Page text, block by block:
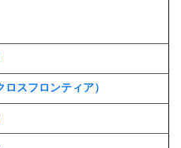
ロスフロンティア）